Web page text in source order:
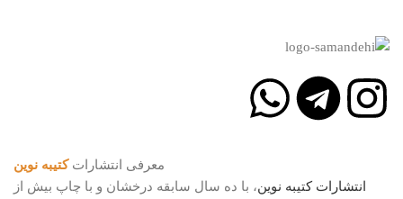
معرفی انتشاراتکتیبه نوین
انتشارات کتیبه نوین، با ده سال سابقه درخشان و با چاپ بیش از